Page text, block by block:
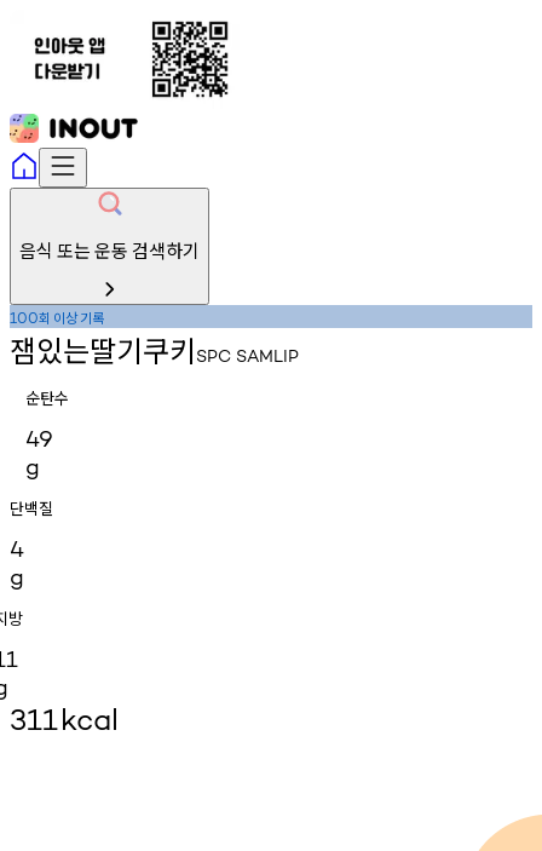
음식 또는 운동 검색하기
100회 이상기록
잼있는딸기쿠키 SPC SAMLIP
순탄수
49
g
단백질
4
g
방
311kcal